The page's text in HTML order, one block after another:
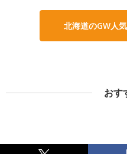
北海道のGW人
おす